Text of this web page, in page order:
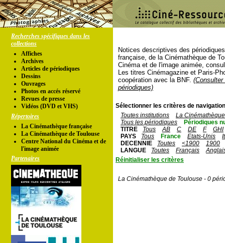
Recherches spécifiques dans les
collections
Affiches
Archives
Articles de périodiques
Dessins
Ouvrages
Photos en accés réservé
Revues de presse
Vidéos (DVD et VHS)
Répertoires
La Cinémathèque française
La Cinémathèque de Toulouse
Centre National du Cinéma et de
l'image animée
Partenaires
Notices descriptives des
française, de la Cinémathèque de
Cinéma et de l'image animée,
Les titres Cinémagazine et Paris-
coopération avec la BNF.
périodiques)
Sélectionner les critères de
Toutes institutions
La
Tous les périodiques
Périodiques
TITRE
Tous AB C DE F
GHI
PAYS
Tous France Etats-Unis
DECENNIE
Toutes <1900
1900
LANGUE
Toutes Français
Réinitialiser les critères
La Cinémathèque de Toulouse - 0